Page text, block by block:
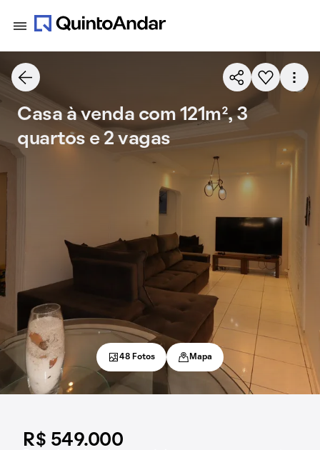
R$ 549.000
Casa à venda com 121m², 3
quartos e 2 vagas
48 Fotos Mapa